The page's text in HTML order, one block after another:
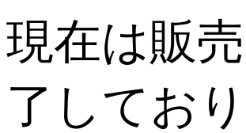
現在は販
了してお